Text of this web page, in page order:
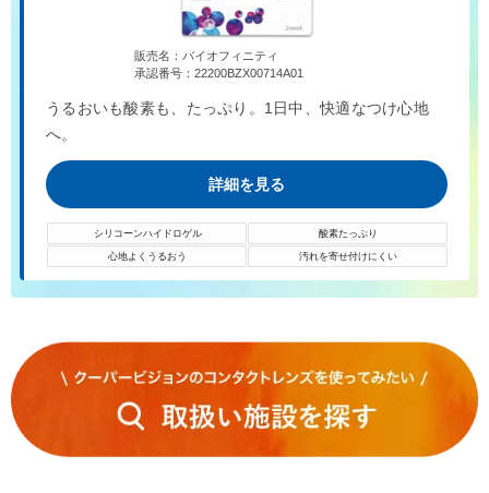
販売名：バイオフィニティ
承認番号：22200BZX00714A01
うるおいも酸素も、たっぷり。1日中、快適なつけ心地
へ。
詳細を見る
シリコーンハイドロゲル 酸素たっぷり
心地よくうるおう 汚れを寄せ付けにくい